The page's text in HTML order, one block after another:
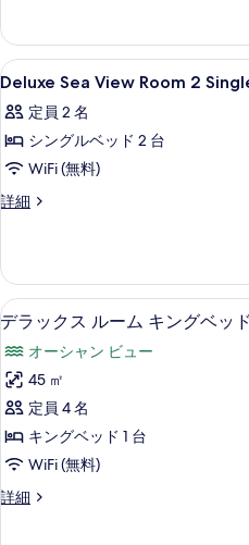
示
す
る
の
す
べ
て
の
写
真
示
す
る
Room
Single
の
詳
Deluxe
Sea
View
Room
2
Single
す
べ
て
の
写
真
を
表
示
1
Deluxe Sea View Room 2
定員 2 名
シングルベッド 2 台
WiFi (無料)
詳細
Deluxe
2
Single
bed
詳
細
デ
ラ
ッ
ク
ス
ル
ー
ム
8
デラックス ルーム キングベッ
オーシャン ビュー
45 ㎡
定員 4 名
キングベッド 1 台
WiFi (無料)
詳細
デ